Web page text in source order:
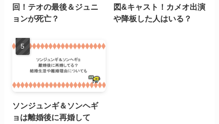
回！テオの最後＆ジュニ
ョンが死亡？
図&キャスト！カメオ出演
や降板した人はいる？
ソンジュンギ＆ソンヘギ
ョは離婚後に再婚して